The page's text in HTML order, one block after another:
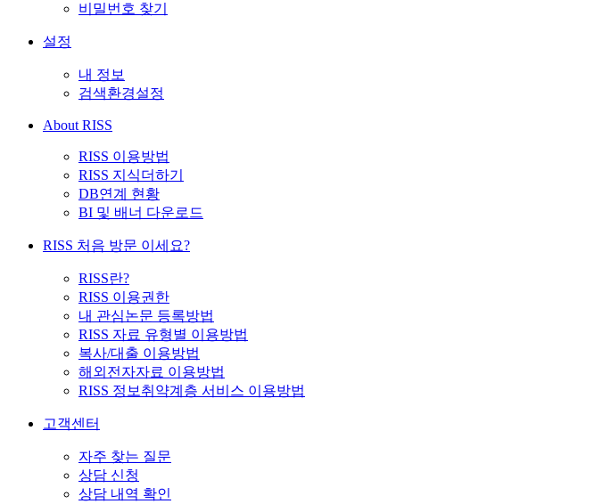
비밀번호 찾기
설정
내 정보
검색환경설정
About RISS
RISS 이용방법
RISS 지식더하기
DB연계 현황
BI 및 배너 다운로드
RISS 처음 방문 이세요?
RISS란?
RISS 이용권한
내 관심논문 등록방법
RISS 자료 유형별 이용방법
복사/대출 이용방법
해외전자자료 이용방법
RISS 정보취약계층 서비스 이용방법
고객센터
자주 찾는 질문
상담 신청
상담 내역 확인